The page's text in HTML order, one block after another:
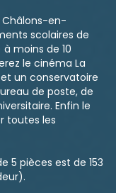
Châlons-en-
scolaires de
moins de 10
le cinéma La
un conservatoire
de poste, de
Enfin le
toutes les
5 pièces est de 153